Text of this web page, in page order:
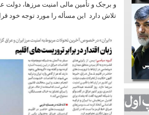
و برجک و تأمین مالی امنیت مرزها،
تلاش دارد این مسأله را مورد توجه خود